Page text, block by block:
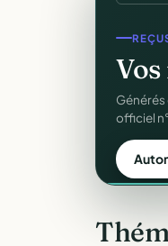
officiel
CRM
Un
Fiches
fichiers